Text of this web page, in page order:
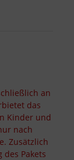
an
das
Kinder und
nach
Zusätzlich
Pakets